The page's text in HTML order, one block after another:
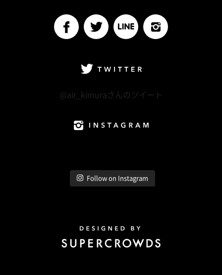
@air_kimuraさんのツイート
Follow on Instagram